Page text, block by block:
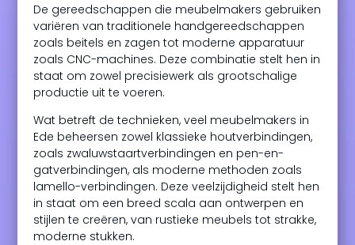
De gereedschappen die meubelmakers gebruiken
variëren van traditionele handgereedschappen
zoals beitels en zagen tot moderne apparatuur
zoals CNC-machines. Deze combinatie stelt hen in
staat om zowel precisiewerk als grootschalige
productie uit te voeren.
Wat betreft de technieken, veel meubelmakers in
Ede beheersen zowel klassieke houtverbindingen,
zoals zwaluwstaartverbindingen en pen-en-
gatverbindingen, als moderne methoden zoals
lamello-verbindingen. Deze veelzijdigheid stelt hen
in staat om een breed scala aan ontwerpen en
stijlen te creëren, van rustieke meubels tot strakke,
moderne stukken.